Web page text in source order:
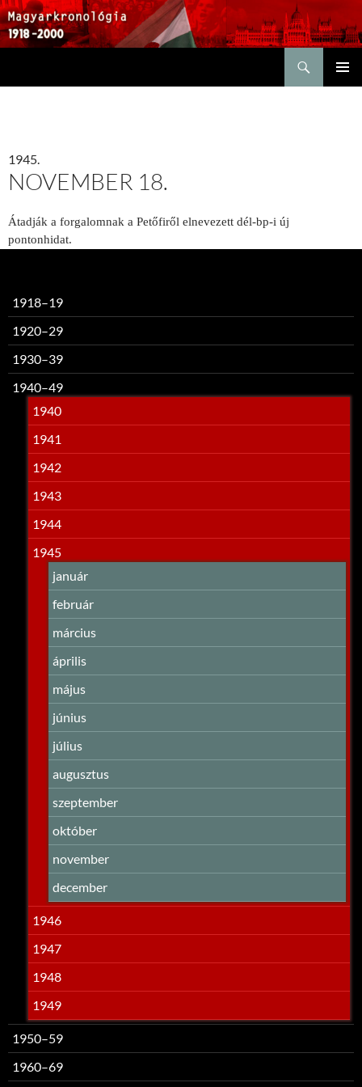
1945.
NOVEMBER 18.
Átadják a forgalomnak a Petőfiről elnevezett dél-bp-i új
pontonhidat.
1918–19
1920–29
1930–39
1940–49
1940
1941
1942
1943
1944
1945
január
február
március
április
május
június
július
augusztus
szeptember
október
november
december
1946
1947
1948
1949
1950–59
1960–69